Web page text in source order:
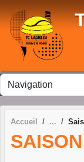
Accueil